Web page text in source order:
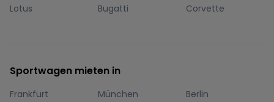
Lotus
Bugatti Corvette
Sportwagen mieten in
Frankfurt München
Berlin